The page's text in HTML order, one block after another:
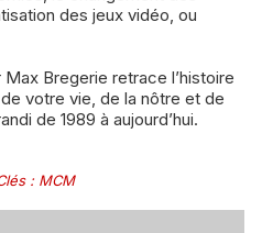
des jeux vidéo, ou
Bregerie retrace l’histoire
votre vie, de la nôtre et de
de 1989 à aujourd’hui.
: MCM